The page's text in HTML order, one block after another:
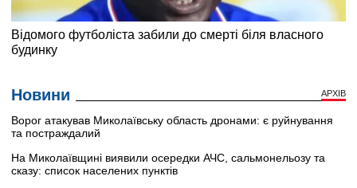
Новини АРХІВ
Ворог атакував Миколаївську область дронами: є руйнування
та постраждалий
На Миколаївщині виявили осередки АЧС, сальмонельозу та
сказу: список населених пунктів